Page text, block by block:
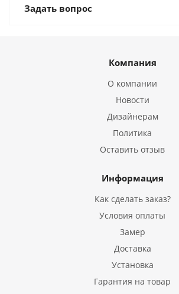
Задать вопрос
Компания
О компании
Новости
Дизайнерам
Политика
Оставить отзыв
Информация
Как сделать заказ?
Условия оплаты
Замер
Доставка
Установка
Гарантия на товар